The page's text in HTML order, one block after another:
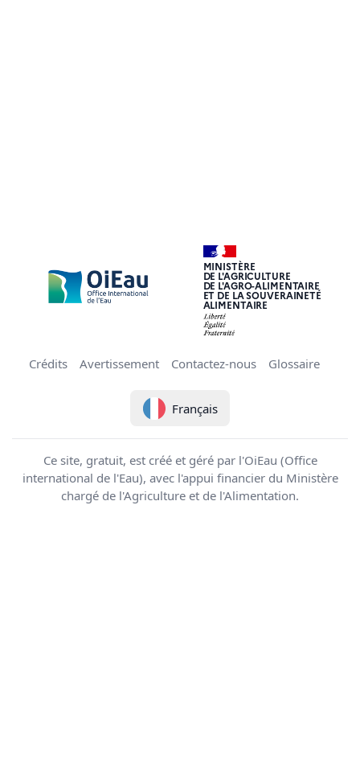
MINISTÈRE
DE L'AGRICULTURE
DE L'AGRO-ALIMENTAIRE
ET DE LA SOUVERAINETÉ
ALIMENTAIRE
Crédits Avertissement Contactez-nous Glossaire
Français
Ce site, gratuit, est créé et géré par l'OiEau (Office
international de l'Eau), avec l'appui financier du Ministère
chargé de l'Agriculture et de l'Alimentation.